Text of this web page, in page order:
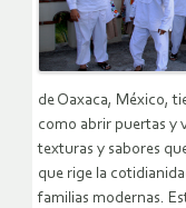
de Oaxaca, México,
como abrir puertas y
texturas y sabores
que rige la
familias modernas.